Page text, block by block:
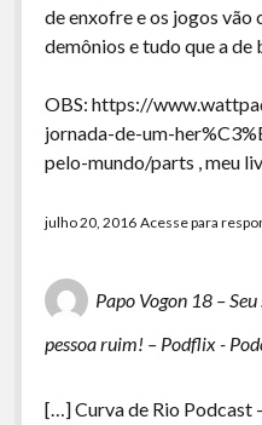
de enxofre e os jogos vão
demônios e tudo que a de
OBS: https://
jornada-de-um-
pelo-mundo/parts , meu
julho 20, 2016 Acesse para
Papo Vogon 18 –
pessoa ruim! – Podflix -
[…] Curva de Rio Podcast